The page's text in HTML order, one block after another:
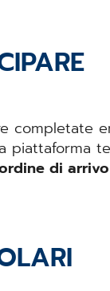
completate
piattaforma
di arrivo